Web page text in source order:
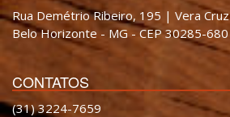
Rua Demétrio Ribeiro, 195 | Vera Cruz
Belo Horizonte - MG - CEP 30285-680
CONTATOS
(31) 3224-7659